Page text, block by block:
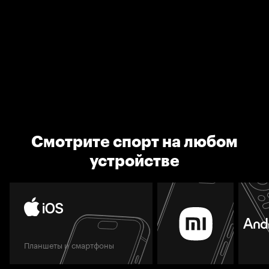
Смотрите спорт на любом
устройстве
Планшеты и смартфоны